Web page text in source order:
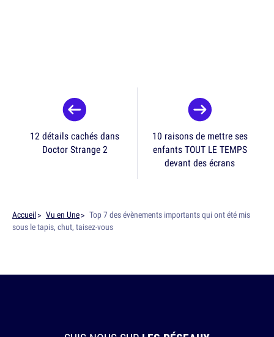
12 détails cachés dans
Doctor Strange 2
10 raisons de mettre ses
enfants TOUT LE TEMPS
devant des écrans
Accueil Vu en Une
Top 7 des évènements importants qui ont été mis
sous le tapis, chut, taisez-vous